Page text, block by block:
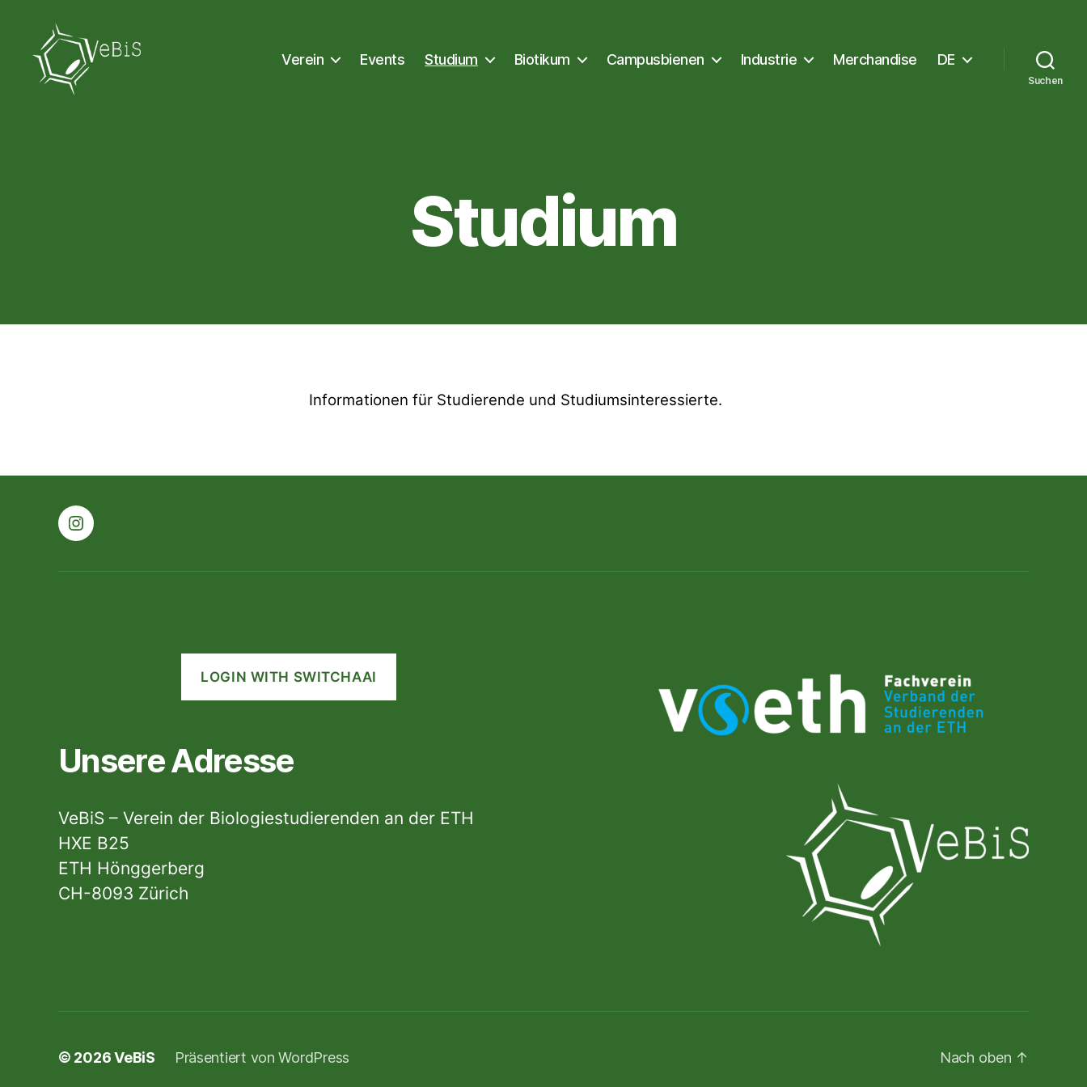
Verein Events Studium Biotikum Campusbienen Industrie Merchandise DE
Suchen
Studium
Informationen für Studierende und Studiumsinteressierte.
Instagram
LOGIN WITH SWITCHAAI
Unsere Adresse
VeBiS – Verein der Biologiestudierenden an der ETH
HXE B25
ETH Hönggerberg
CH-8093 Zürich
© 2026VeBiS Präsentiert von WordPress Nach oben ↑